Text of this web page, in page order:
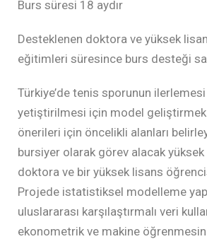
Burs süresi 18 aydır
Desteklenen doktora ve yüksek
eğitimleri süresince burs desteği
Türkiye’de tenis sporunun
yetiştirilmesi için model
önerileri için öncelikli alanları
bursiyer olarak görev alacak
doktora ve bir yüksek lisans
Projede istatistiksel modelleme
uluslararası karşılaştırmalı veri
ekonometrik ve makine